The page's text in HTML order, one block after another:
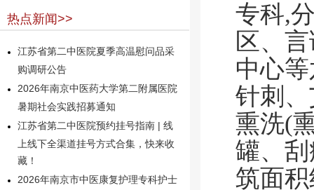
热点新闻>>
江苏省第二中医院夏季高温慰问品采
购调研公告
2026年南京中医药大学第二附属医院
暑期社会实践招募通知
江苏省第二中医院预约挂号指南 | 线
上线下全渠道挂号方式合集，快来收
藏！
2026年南京市中医康复护理专科护士
专科,
区、
中心
针刺
熏洗(
罐、
筑面